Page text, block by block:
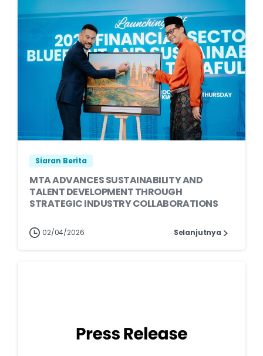
Siaran Berita
MTA ADVANCES SUSTAINABILITY AND
TALENT DEVELOPMENT THROUGH
STRATEGIC INDUSTRY COLLABORATIONS
02/04/2026 Selanjutnya